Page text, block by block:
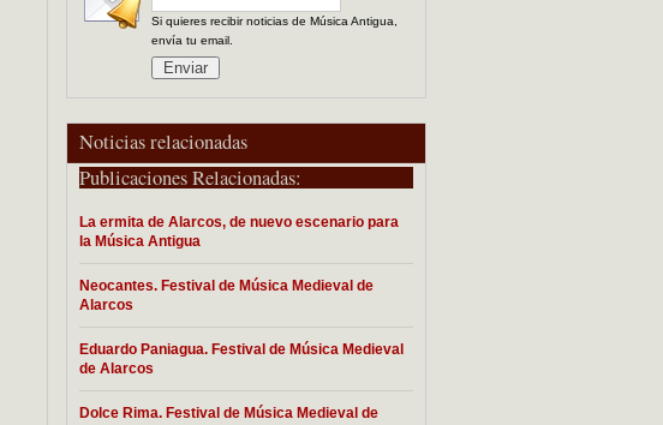
Si quieres recibir noticias de Música Antigua,
envía tu email.
Noticias relacionadas
Publicaciones Relacionadas:
La ermita de Alarcos, de nuevo escenario para
la Música Antigua
Neocantes. Festival de Música Medieval de
Alarcos
Eduardo Paniagua. Festival de Música Medieval
de Alarcos
Dolce Rima. Festival de Música Medieval de